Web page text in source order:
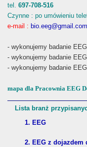
tel. 697-708-516
Czynne : po umówieniu
e-mail : bio.eeg@gmail.com
- wykonujemy badanie
- wykonujemy badanie
- wykonujemy badanie
mapa dla Pracownia EEG
Lista branż
1. EEG
2. EEG z dojazdem